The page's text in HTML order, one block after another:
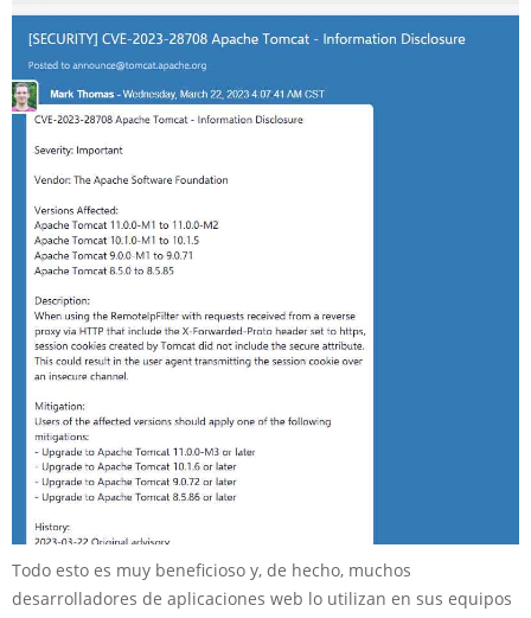
Todo esto es muy beneficioso y, de hecho, muchos
desarrolladores de aplicaciones web lo utilizan en sus equipos